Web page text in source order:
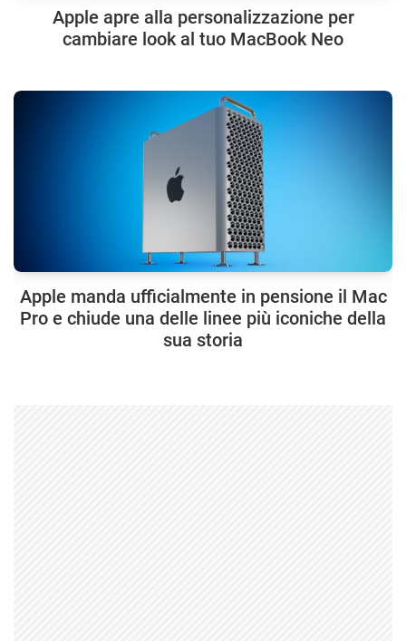
Apple apre alla personalizzazione per
cambiare look al tuo MacBook Neo
Apple manda ufficialmente in pensione il Mac
Pro e chiude una delle linee più iconiche della
sua storia